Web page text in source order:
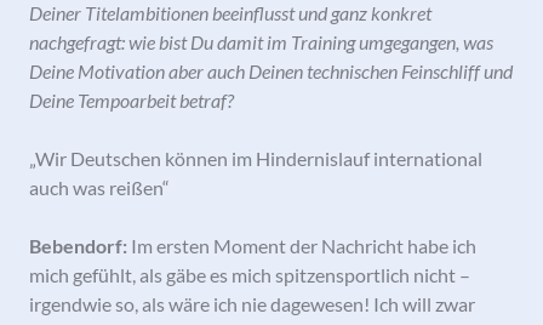
Deiner Titelambitionen beeinflusst und ganz konkret
nachgefragt: wie bist Du damit im Training umgegangen, was
Deine Motivation aber auch Deinen technischen Feinschliff und
Deine Tempoarbeit betraf?
„Wir Deutschen können im Hindernislauf international
auch was reißen“
Bebendorf: Im ersten Moment der Nachricht habe ich
mich gefühlt, als gäbe es mich spitzensportlich nicht –
irgendwie so, als wäre ich nie dagewesen! Ich will zwar